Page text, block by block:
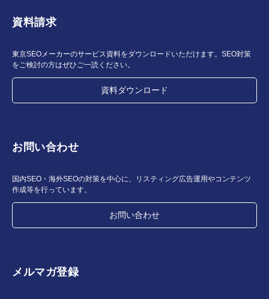
資料請求
東京SEOメーカーのサービス資料をダウンロードいただけます。SEO対策
をご検討の方はぜひご一読ください。
資料ダウンロード
お問い合わせ
国内SEO・海外SEOの対策を中心に、リスティング広告運用やコンテンツ
作成等を行っています。
お問い合わせ
メルマガ登録